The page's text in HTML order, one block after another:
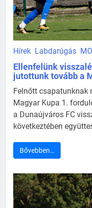
Hírek Labdarúgás
Ellenfelünk
jutottunk tovább a
Felnőtt csapatunknak
Magyar Kupa 1.
a Dunaújváros FC
következtében
Bővebben…